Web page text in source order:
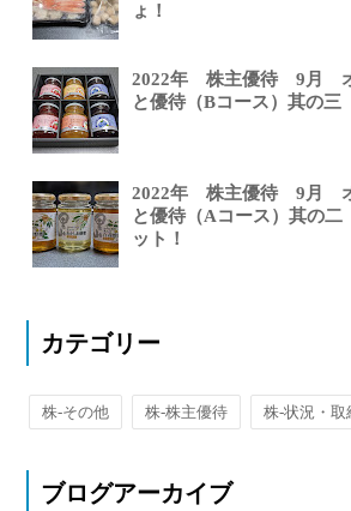
ょ！
2022年 株主優待 9月
と優待（Bコース）其の
2022年 株主優待 9月
と優待（Aコース）其の
ット！
カテゴリー
株-その他 株-株主優待 株-状況・取
ブログアーカイブ